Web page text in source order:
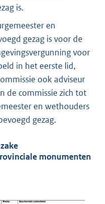
is.
en
gezag is voor de
voor
in het eerste lid,
ook adviseur
de commissie zich tot
en wethouders
gezag.
monumenten